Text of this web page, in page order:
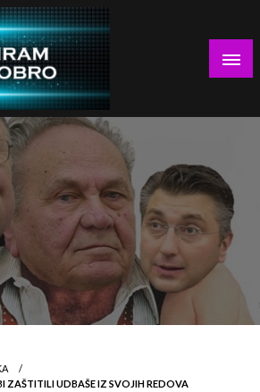
nema drugo IME!
ZAŠTITILI UDBAŠE IZ SVOJIH REDOVA